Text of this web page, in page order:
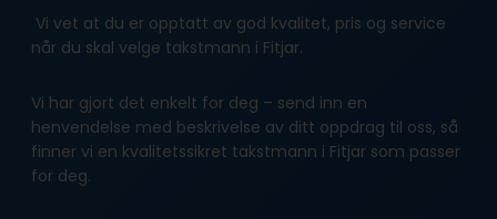
Vi vet at du er opptatt av god kvalitet, pris og service
når du skal velge takstmann i Fitjar.
Vi har gjort det enkelt for deg – send inn en
henvendelse med beskrivelse av ditt oppdrag til oss, så
finner vi en kvalitetssikret takstmann i Fitjar som passer
for deg.